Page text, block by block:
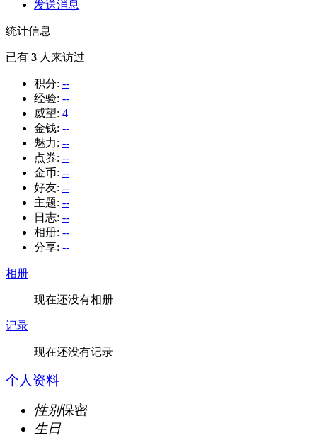
发送消息
统计信息
已有 3 人来访过
积分: --
经验: --
威望: 4
金钱: --
魅力: --
点券: --
金币: --
好友: --
主题: --
日志: --
相册: --
分享: --
相册
现在还没有相册
记录
现在还没有记录
个人资料
性别保密
生日